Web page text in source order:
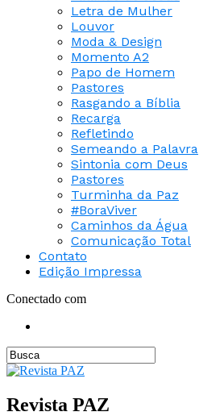
Letra de Mulher
Louvor
Moda & Design
Momento A2
Papo de Homem
Pastores
Rasgando a Bíblia
Recarga
Refletindo
Semeando a Palavra
Sintonia com Deus
Pastores
Turminha da Paz
#BoraViver
Caminhos da Água
Comunicação Total
Contato
Edição Impressa
Conectado com
Revista PAZ